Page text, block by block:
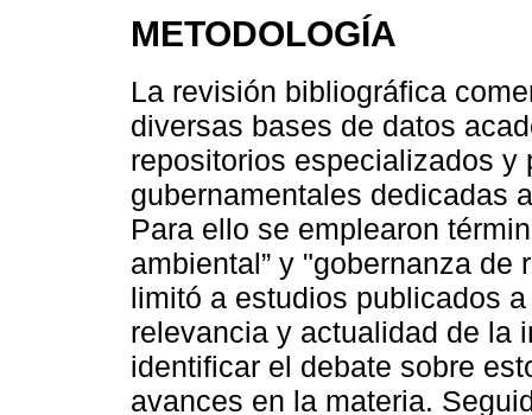
METODOLOGÍA
La revisión bibliográfica
diversas bases de datos
repositorios especializados
gubernamentales dedicadas
Para ello se emplearon
ambiental” y "gobernanza
limitó a estudios publicados
relevancia y actualidad de la
identificar el debate sobre
avances en la materia.